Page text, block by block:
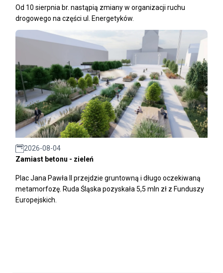
Od 10 sierpnia br. nastąpią zmiany w organizacji ruchu
drogowego na części ul. Energetyków.
2026-08-04
Zamiast betonu - zieleń
Plac Jana Pawła II przejdzie gruntowną i długo oczekiwaną
metamorfozę. Ruda Śląska pozyskała 5,5 mln zł z Funduszy
Europejskich.